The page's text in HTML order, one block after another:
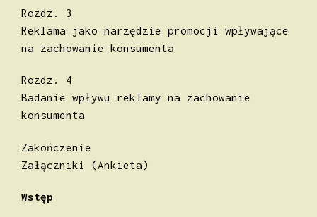
Rozdz. 3
Reklama jako narzędzie promocji wpływające
na zachowanie konsumenta
Rozdz. 4
Badanie wpływu reklamy na zachowanie
konsumenta
Zakończenie
Załączniki (Ankieta)
Wstęp